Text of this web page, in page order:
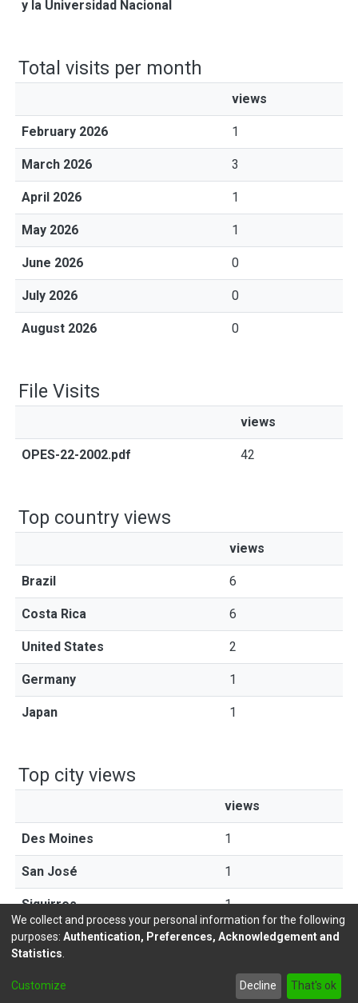
y la Universidad Nacional
Total visits per month
views
February 2026 1
March 2026 3
April 2026 1
May 2026 1
June 2026 0
July 2026 0
August 2026 0
File Visits
views
OPES-22-2002.pdf 42
Top country views
views
Brazil 6
Costa Rica 6
United States 2
Germany 1
Japan 1
Top city views
views
Des Moines 1
San José 1
Siquirres 1
DSpace software copyright © 2002-2026LYRASIS
footer.link.politicas
We collect and process your personal information for the following
purposes: Authentication, Preferences, Acknowledgement and
Statistics
Customize Decline That's ok